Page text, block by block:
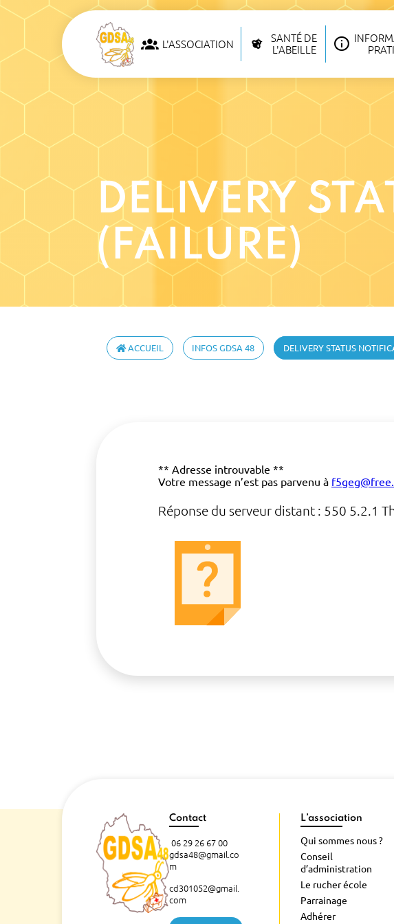
L'ASSOCIATION
SANTÉ DE
L'ABEILLE
DELIVERY
(FAILURE)
ACCUEIL INFOS GDSA 48 DELIVERY STATUS
** Adresse introuvable **
Votre message n’est pas parvenu à
Réponse du serveur distant : 550 5.2.1
Contact
06 29 26 67 00
gdsa48@gmail.co
m
cd301052@gmail.
com
L’association
Qui sommes nous ?
Conseil
d’administration
Le rucher école
Parrainage
Adhérer